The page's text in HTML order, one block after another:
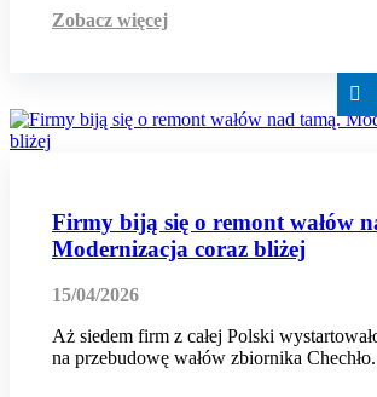
Zobacz więcej
Firmy biją się o remont wałów
Modernizacja coraz bliżej
15/04/2026
Aż siedem firm z całej Polski
na przebudowę wałów zbiornika